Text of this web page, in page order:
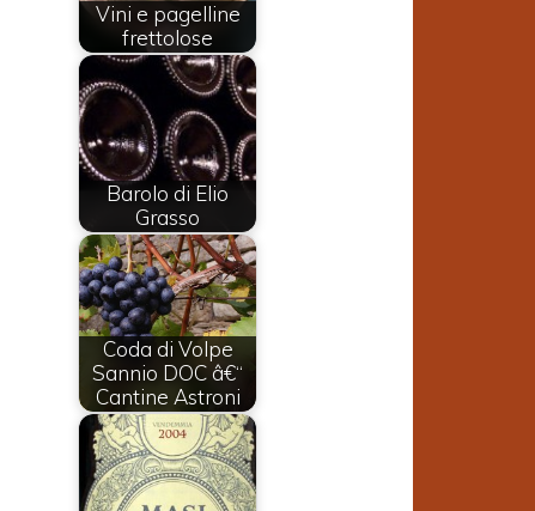
Vini e pagelline
frettolose
Barolo di Elio
Grasso
Coda di Volpe
Sannio DOC â€“
Cantine Astroni